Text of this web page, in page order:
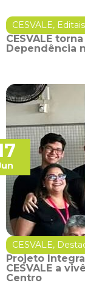
CESVALE, Editais
CESVALE
Dependência
CESVALE,
Projeto
CESVALE a
Centro